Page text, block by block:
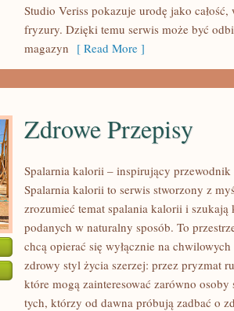
Studio Veriss pokazuje urodę jako
fryzury. Dzięki temu serwis może być
magazyn [ Read More ]
Zdrowe Przepisy
Spalarnia kalorii – inspirujący
Spalarnia kalorii to serwis stworzony z
zrozumieć temat spalania kalorii i
podanych w naturalny sposób. To
chcą opierać się wyłącznie na
zdrowy styl życia szerzej: przez pryzmat
które mogą zainteresować zarówno
tych, którzy od dawna próbują zadbać o